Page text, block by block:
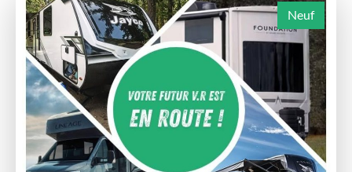
Neuf